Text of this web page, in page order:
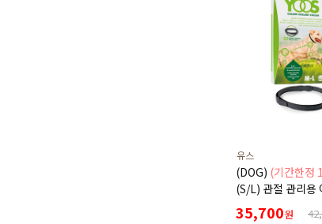
유스
(DOG) (기간한정
(S/L) 관절 관리용
목걸이
35,700원